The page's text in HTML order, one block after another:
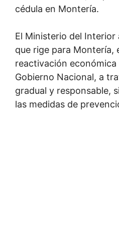
cédula en Montería.
El Ministerio del
que rige para Montería,
reactivación
Gobierno Nacional, a
gradual y responsable,
las medidas de